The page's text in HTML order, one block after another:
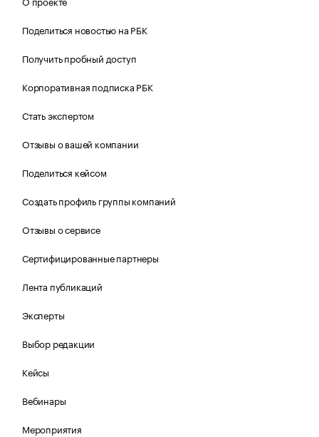
Поделиться новостью на РБК
Получить пробный доступ
Корпоративная подписка РБК
Стать экспертом
Отзывы о вашей компании
Поделиться кейсом
Создать профиль группы компаний
Отзывы о сервисе
Сертифицированные партнеры
Лента публикаций
Эксперты
Выбор редакции
Кейсы
Вебинары
Мероприятия